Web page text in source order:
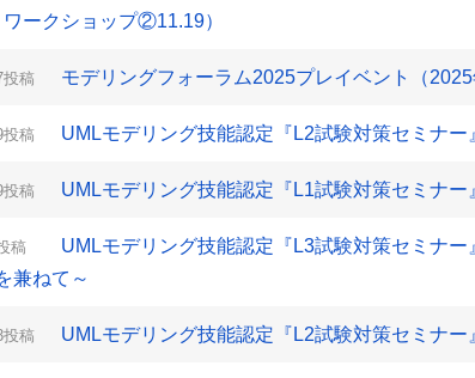
ークショップ②11.19）
投稿 モデリングフォーラム2025プレイベント（2025
投稿 UMLモデリング技能認定『L2試験対策セミナー
投稿 UMLモデリング技能認定『L1試験対策セミナー
稿
UMLモデリング技能認定『L3試験対策セミナ
兼ねて～
投稿 UMLモデリング技能認定『L2試験対策セミナー